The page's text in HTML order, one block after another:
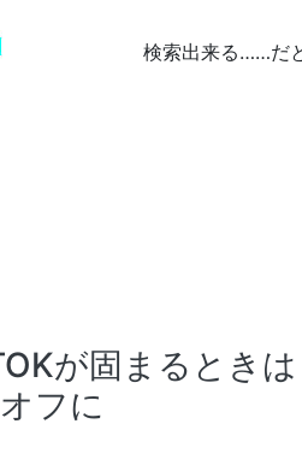
検索出来る……だ
が固まるとき
フに